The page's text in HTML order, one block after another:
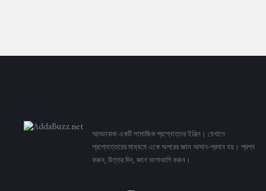
আড্ডাবাজ একটি সামাজিক প্রশ্নোত্তর ইঞ্জিন। যেখানে
প্রশ্নোত্তরের মাধ্যমে একে অপরের জ্ঞান আদান-প্রদান হয়। প্রশ্ন
করুন, উত্তর দিন, জ্ঞান ভাগাভাগি করুন।